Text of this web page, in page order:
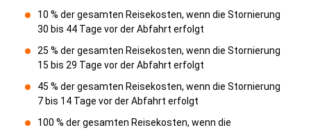
10 % der gesamten Reisekosten, wenn die Stornierung
30 bis 44 Tage vor der Abfahrt erfolgt
25 % der gesamten Reisekosten, wenn die Stornierung
15 bis 29 Tage vor der Abfahrt erfolgt
45 % der gesamten Reisekosten, wenn die Stornierung
7 bis 14 Tage vor der Abfahrt erfolgt
100 % der gesamten Reisekosten, wenn die